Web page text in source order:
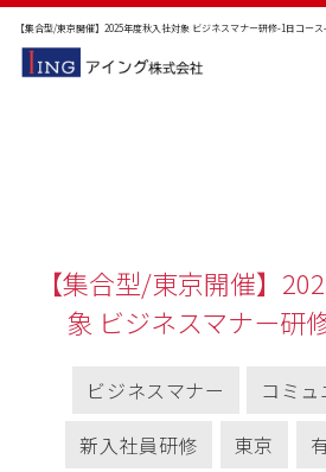
【集合型/東京開催】2025年度秋入社対象 ビジネスマナー研修-1日コー
【集合型/東京開催】
象 ビジネスマナー研
ビジネスマナー
コミ
新入社員研修
東京